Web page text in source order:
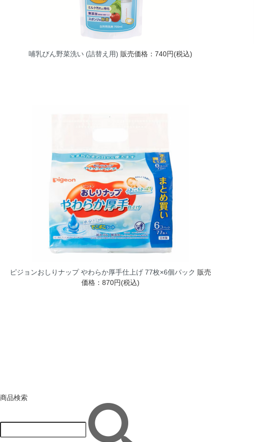
哺乳びん野菜洗い (詰替え用) 販売価格：740円(税込)
ピジョンおしりナップ やわらか厚手仕上げ 77枚×6個パック 販売
価格：870円(税込)
商品検索